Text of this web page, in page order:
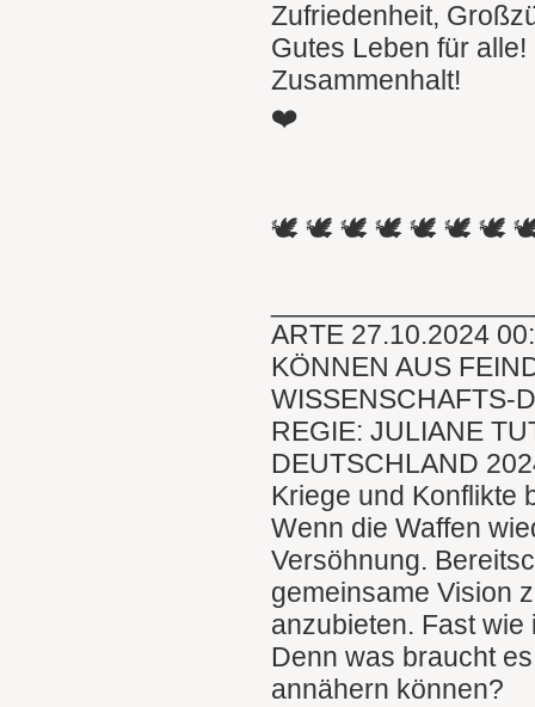
Zufriedenheit,
Gutes Leben für alle!
Zusammenhalt!
❤️
🕊 🕊 🕊 🕊 🕊 🕊 🕊
ARTE 27.10.2024
KÖNNEN AUS
WISSENSCHAFTS-
REGIE: JULIANE
DEUTSCHLAND
Kriege und Konflikte
Wenn die Waffen
Versöhnung.
gemeinsame Vision
anzubieten. Fast
Denn was braucht
annähern können?